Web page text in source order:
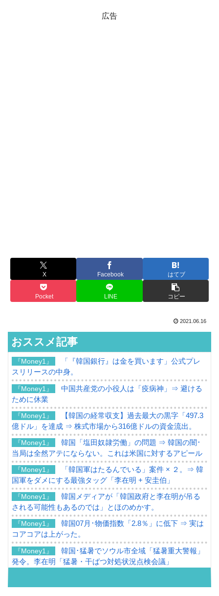
広告
X Facebook はてブ
Pocket LINE コピー
2021.06.16
おススメ記事
『Money1』
「『韓国銀行』は金を買います」公式プレ
スリリースの中身。
『Money1』
中国共産党の小役人は「疫病神」⇒ 避ける
ために休業
『Money1』
【韓国の経常収支】過去最大の黒字「497.3
億ドル」を達成 ⇒ 株式市場から316億ドルの資金流出。
『Money1』
韓国「塩田奴隷労働」の問題 ⇒ 韓国の闇･
当局は全然アテにならない。これは米国に対するアピール
『Money1』
「韓国軍はたるんでいる」案件 × ２。⇒ 韓
国軍をダメにする最強タッグ「李在明 + 安圭伯」
『Money1』
韓国メディアが「韓国政府と李在明が吊る
される可能性もあるのでは」とほのめかす。
『Money1』
韓国07月･物価指数「2.8％」に低下 ⇒ 実は
コアコアは上がった。
『Money1』
韓国･猛暑でソウル市全域「猛暑重大警報」
発令。李在明「猛暑・干ばつ対処状況点検会議」
07月販売台数は去年のほぼ半分「71台」しか売れなかっ